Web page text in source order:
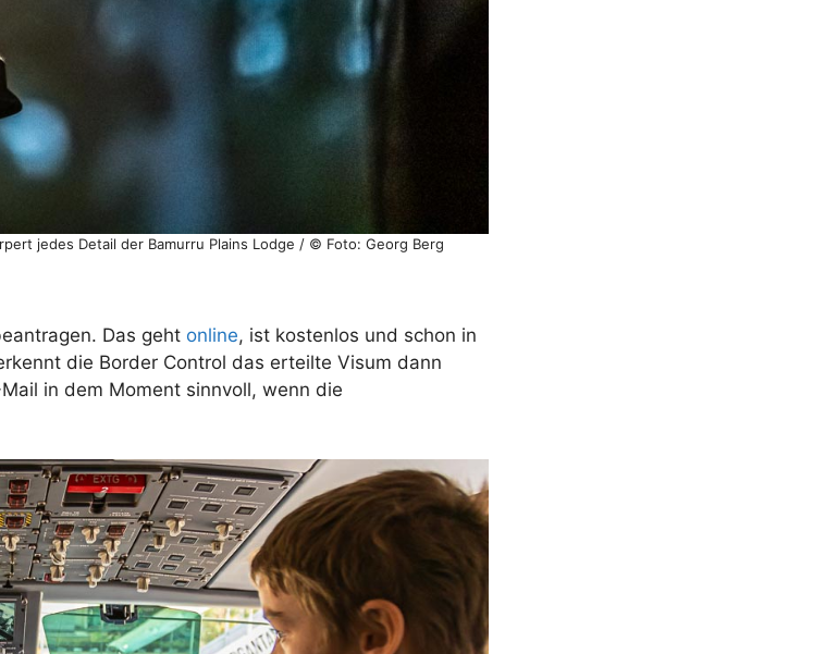
jedes Detail der Bamurru Plains Lodge / © Foto: Georg Berg
Das geht online, ist kostenlos und schon in
die Border Control das erteilte Visum dann
in dem Moment sinnvoll, wenn die